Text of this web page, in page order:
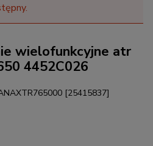
wielofunkcyjne atr
4452C026
[25415837]